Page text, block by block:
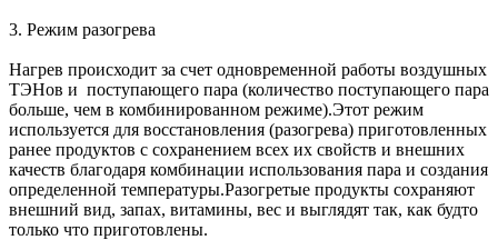
3. Режим разогрева
Нагрев происходит за счет одновременной работы воздушных
ТЭНов и поступающего пара (количество поступающего пара
больше, чем в комбинированном режиме).Этот режим
используется для восстановления (разогрева) приготовленных
ранее продуктов с сохранением всех их свойств и внешних
качеств благодаря комбинации использования пара и создания
определенной температуры.Разогретые продукты сохраняют
внешний вид, запах, витамины, вес и выглядят так, как будто
только что приготовлены.